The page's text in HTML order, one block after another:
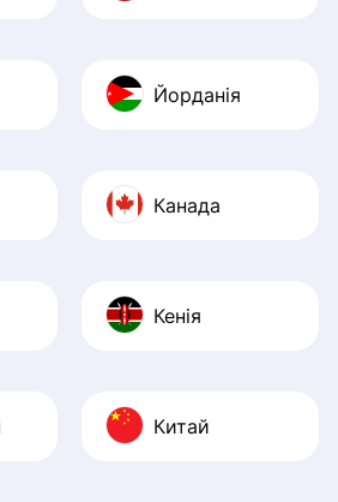
Йорданія
Канада
Кенія
Китай